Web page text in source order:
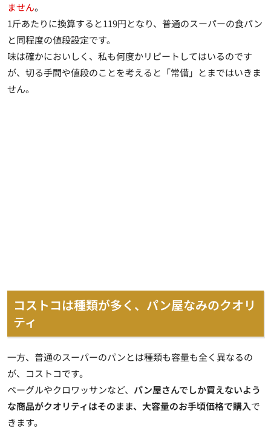
ません。
1斤あたりに換算すると119円となり、 普通のスーパーの食パン
と同程度の値段設定です。
味は確かにおいしく、私も何度かリピートしてはいるのです
が、切る手間や値段のことを考えると「常備」とまではいきま
せん。
コストコは種類が多く、パン屋なみのクオリ
ティ
一方、 普通のスーパーのパンとは種類も容量も全く異なるの
が、コストコです。
ベーグルやクロワッサンなど、 パン屋さんでしか買えないよう
な商品がクオリティはそのまま、大容量のお手頃価格で購入で
きます。